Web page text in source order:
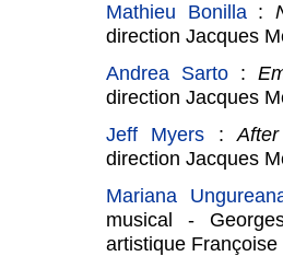
Mathieu Bonilla:
direction Jacques
Andrea Sarto :
direction Jacques
Jeff Myers :
direction Jacques
Mariana
musical -
artistique